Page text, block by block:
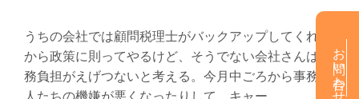
うちの会社では顧問税理士がバックアップしてくれる
から政策に則ってやるけど、そうでない会社さんは事
務負担がえげつないと考える。今月中ごろから事務の お問い合わせ